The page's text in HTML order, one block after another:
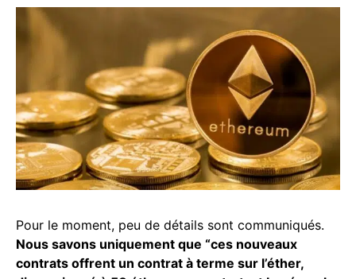
Pour le moment, peu de détails sont communiqués.
Nous savons uniquement que “ces nouveaux
contrats offrent un contrat à terme sur l’éther,